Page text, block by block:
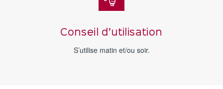
Conseil d’utilisation
S’utilise matin et/ou soir.